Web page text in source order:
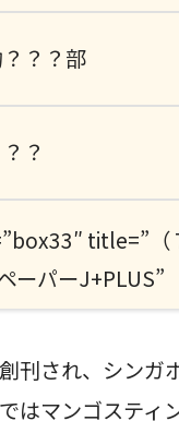
？？部
？
title=”（
ーパーJ+PLUS”
刊され、シンガ
はマンゴスティ